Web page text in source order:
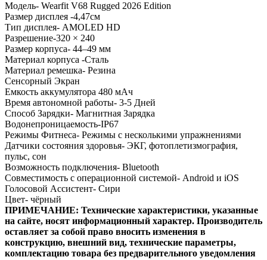
Модель- Wearfit V68 Rugged 2026 Edition
Размер дисплея -4,47см
Тип дисплея- AMOLED HD
Разрешение-320 × 240
Размер корпуса- 44–49 мм
Материал корпуса -Сталь
Материал ремешка- Резина
Сенсорный Экран
Емкость аккумулятора 480 мАч
Время автономной работы- 3-5 Дней
Способ Зарядки- Магнитная Зарядка
Водонепроницаемость-IP67
Режимы Фитнеса- Режимы с несколькими упражнениями
Датчики состояния здоровья- ЭКГ, фотоплетизмография,
пульс, сон
Возможность подключения- Bluetooth
Совместимость с операционной системой- Android и iOS
Голосовой Ассистент- Сири
Цвет- чёрный
ПРИМЕЧАНИЕ: Технические характеристики, указанные
на сайте, носят информационный характер. Производитель
оставляет за собой право вносить изменения в
конструкцию, внешний вид, технические параметры,
комплектацию товара без предварительного уведомления